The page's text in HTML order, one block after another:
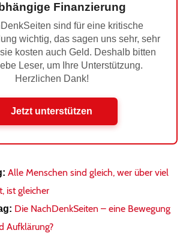
Finanzierung
sind für eine kritische
wichtig, das sagen uns sehr, sehr
kosten auch Geld. Deshalb bitten
Leser, um Ihre Unterstützung.
Herzlichen Dank!
Jetzt unterstützen
Alle Menschen sind gleich, wer über viel
ist gleicher
Die NachDenkSeiten – eine Bewegung
Aufklärung?